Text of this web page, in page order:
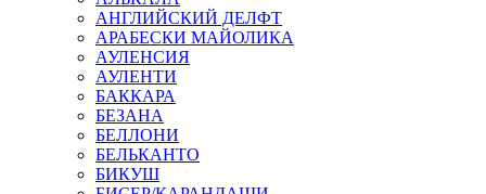
АНГЛИЙСКИЙ ДЕЛФТ
АРАБЕСКИ МАЙОЛИКА
АУЛЕНСИЯ
АУЛЕНТИ
БАККАРА
БЕЗАНА
БЕЛЛОНИ
БЕЛЬКАНТО
БИКУШ